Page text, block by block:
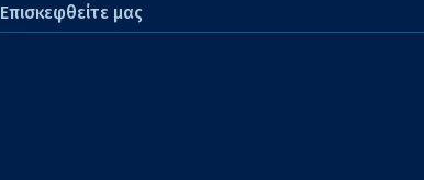
Επισκεφθείτε μας